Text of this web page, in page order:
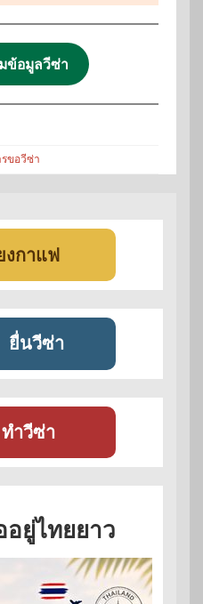
ข้อมูลวีซ่า
ขอวีซ่า
งกาแฟ
ยื่นวีซ่า
ำวีซ่า
อยู่ไทยยาว